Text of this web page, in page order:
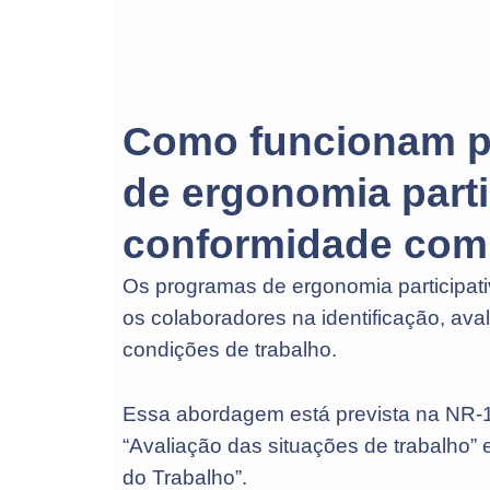
Como funcionam
de ergonomia
conformidade
Os programas de ergonomia
os colaboradores na identificação,
condições de trabalho.
Essa abordagem está prevista na
“Avaliação das situações de trabalho”
do Trabalho”.